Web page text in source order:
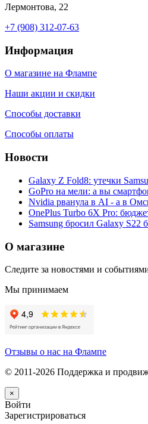
Лермонтова, 22
+7 (908) 312-07-63
Информация
О магазине на Флампе
Наши акции и скидки
Способы доставки
Способы оплаты
Новости
Galaxy Z Fold8: утечки
GoPro на мели: а вы
Nvidia рванула в AI - а в
OnePlus Turbo 6X Pro:
Samsung бросил Galaxy S22
О магазине
Следите за новостями и
Мы принимаем
Отзывы о нас на Флампе
© 2011-2026 Поддержка и
×
Войти
Зарегистрироваться